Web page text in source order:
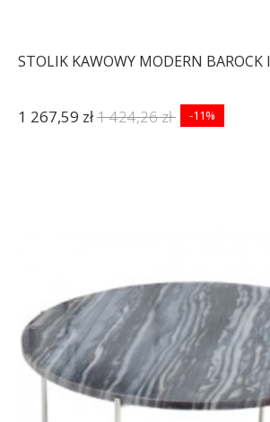
STOLIK KAWOWY MODERN BAROCK I
1 267,59 zł1 424,26 zł -11%